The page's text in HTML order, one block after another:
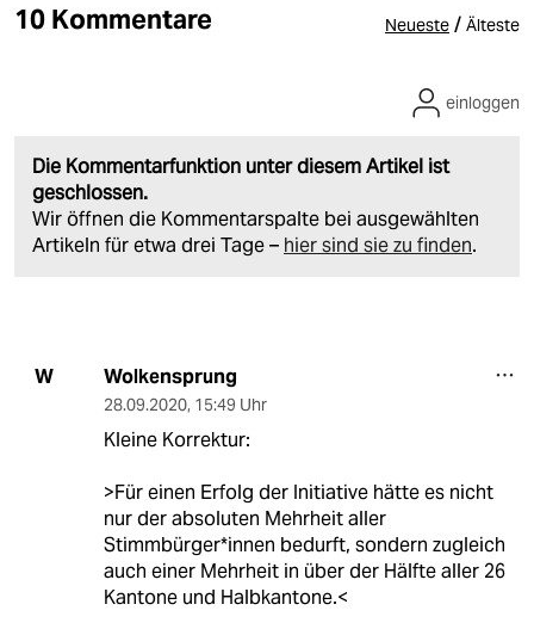
10 Kommentare Neueste / Älteste
Die Kommentarfunktion unter diesem Artikel ist
geschlossen.
Wir öffnen die Kommentarspalte bei ausgewählten
Artikeln für etwa drei Tage – hier sind sie zu finden.
einloggen
W Wolkensprung
28.09.2020, 15:49 Uhr
Kleine Korrektur:
>Für einen Erfolg der Initiative hätte es nicht
nur der absoluten Mehrheit aller
Stimmbürger*innen bedurft, sondern zugleich
auch einer Mehrheit in über der Hälfte aller 26
Kantone und Halbkantone.<